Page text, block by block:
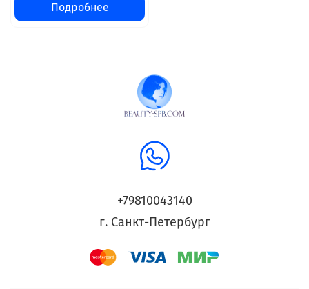
Подробнее
+79810043140
г. Санкт-Петербург